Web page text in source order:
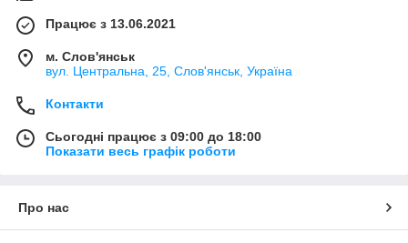
Працює з 13.06.2021
м. Слов'янськ
вул. Центральна, 25, Слов'янськ, Україна
Контакти
Сьогодні працює з 09:00 до 18:00
Показати весь графік роботи
Про нас